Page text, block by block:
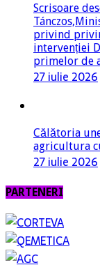
Scrisoare
privind
intervenției
primelor de
27 iulie 2026
Călătoria
agricultura
27 iulie 2026
PARTENERI